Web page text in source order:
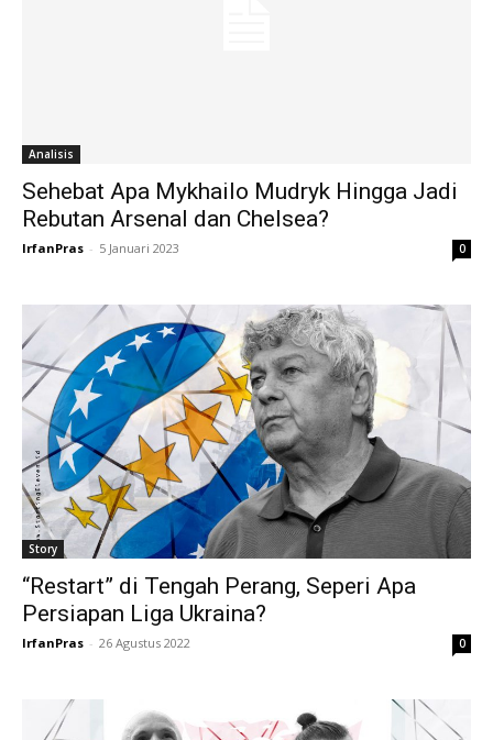
Analisis
Sehebat Apa Mykhailo Mudryk Hingga Jadi
Rebutan Arsenal dan Chelsea?
IrfanPras - 5 Januari 2023 0
Story
“Restart” di Tengah Perang, Seperi Apa
Persiapan Liga Ukraina?
IrfanPras - 26 Agustus 2022 0